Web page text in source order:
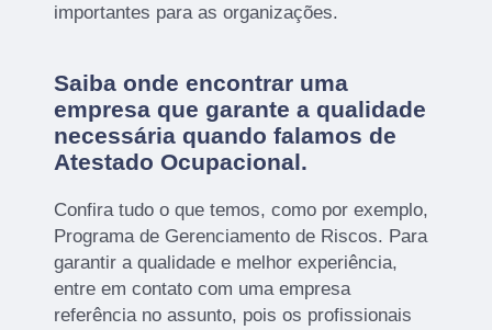
importantes para as organizações.
Saiba onde encontrar uma
empresa que garante a qualidade
necessária quando falamos de
Atestado Ocupacional.
Confira tudo o que temos, como por exemplo,
Programa de Gerenciamento de Riscos. Para
garantir a qualidade e melhor experiência,
entre em contato com uma empresa
referência no assunto, pois os profissionais